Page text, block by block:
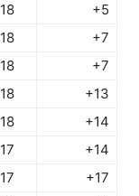
18
+5
18
+7
18
+7
18
+13
18
+14
17
+14
17
+17